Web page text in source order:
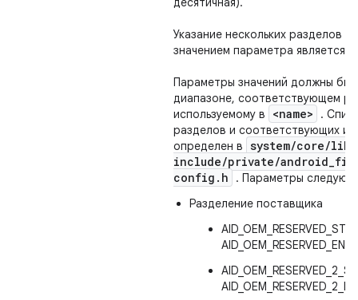
Указание нескольких разделов
значением параметра является
Параметры значений должны
диапазоне, соответствующем
используемому в
<name>
.
разделов и соответствующих
определен в system/core/
include/private/android_
config . h
. Параметры
Разделение поставщика